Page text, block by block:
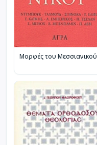
Μορφές του Μεσσιανικού